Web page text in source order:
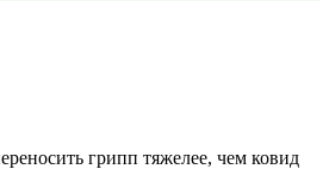
грипп тяжелее, чем ковид